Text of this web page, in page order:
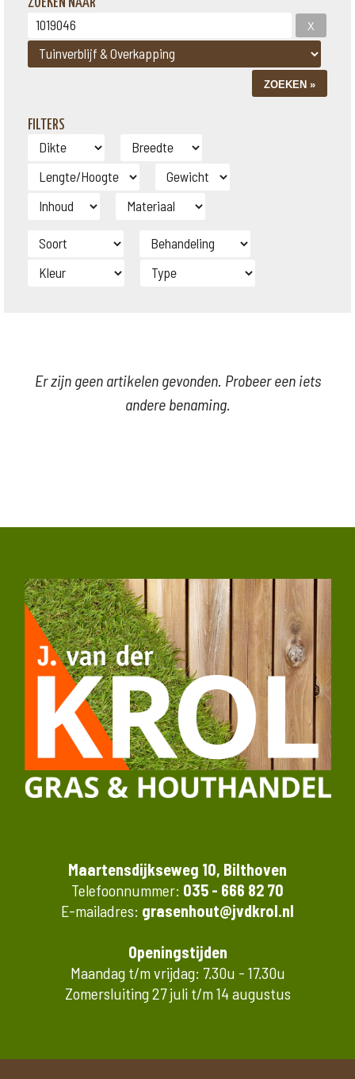
FILTERS
Er zijn geen artikelen gevonden. Probeer een iets
andere benaming.
Maartensdijkseweg 10, Bilthoven
Telefoonnummer: 035 - 666 82 70
E-mailadres: grasenhout@jvdkrol.nl
Openingstijden
Maandag t/m vrijdag: 7.30u - 17.30u
Zomersluiting 27 juli t/m 14 augustus